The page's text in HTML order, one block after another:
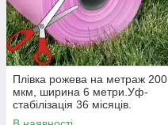
Плівка рожева на метраж 200
мкм, ширина 6 метри.Уф-
стабілізація 36 місяців.